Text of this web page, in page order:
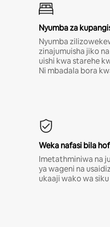
Nyumba za
Nyumba
zinajumuisha jiko
uishi kwa starehe
Ni mbadala bora
Weka nafasi bila
Imetathminiwa na
ya wageni na
ukaaji wako wa